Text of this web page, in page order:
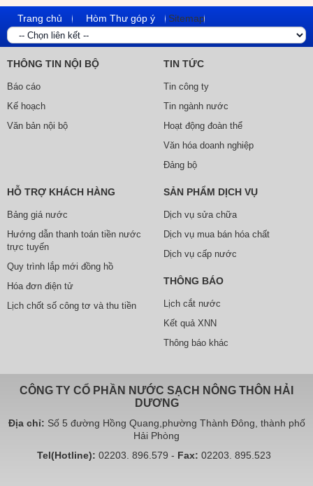
Trang chủ Hòm Thư góp ý Sitemap
THÔNG TIN NỘI BỘ
Báo cáo
Kế hoạch
Văn bản nội bộ
TIN TỨC
Tin công ty
Tin ngành nước
Hoạt động đoàn thể
Văn hóa doanh nghiệp
Đảng bộ
HỖ TRỢ KHÁCH HÀNG
Bảng giá nước
Hướng dẫn thanh toán tiền nước
trực tuyến
Quy trình lắp mới đồng hồ
Hóa đơn điện tử
Lịch chốt số công tơ và thu tiền
SẢN PHẨM DỊCH VỤ
Dịch vụ sửa chữa
Dịch vụ mua bán hóa chất
Dịch vụ cấp nước
THÔNG BÁO
Lịch cắt nước
Kết quả XNN
Thông báo khác
CÔNG TY CỔ PHẦN NƯỚC SẠCH NÔNG THÔN HẢI
DƯƠNG
Địa chỉ: Số 5 đường Hồng Quang,phường Thành Đông, thành phố
Hải Phòng
Tel(Hotline): 02203. 896.579 - Fax: 02203. 895.523